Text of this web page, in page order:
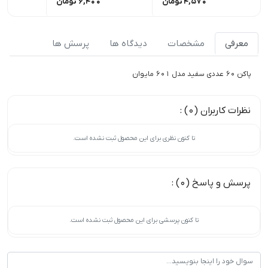
معرفی مشخصات دیدگاه ها پرسش ها
پاکن 60 عددی سفید مدل 601 مایوان
نظرات کاربران (0) :
تا کنون نظری برای این محصول ثبت نشده است.
پرسش و پاسخ (0) :
تا کنون پرسشی برای این محصول ثبت نشده است.